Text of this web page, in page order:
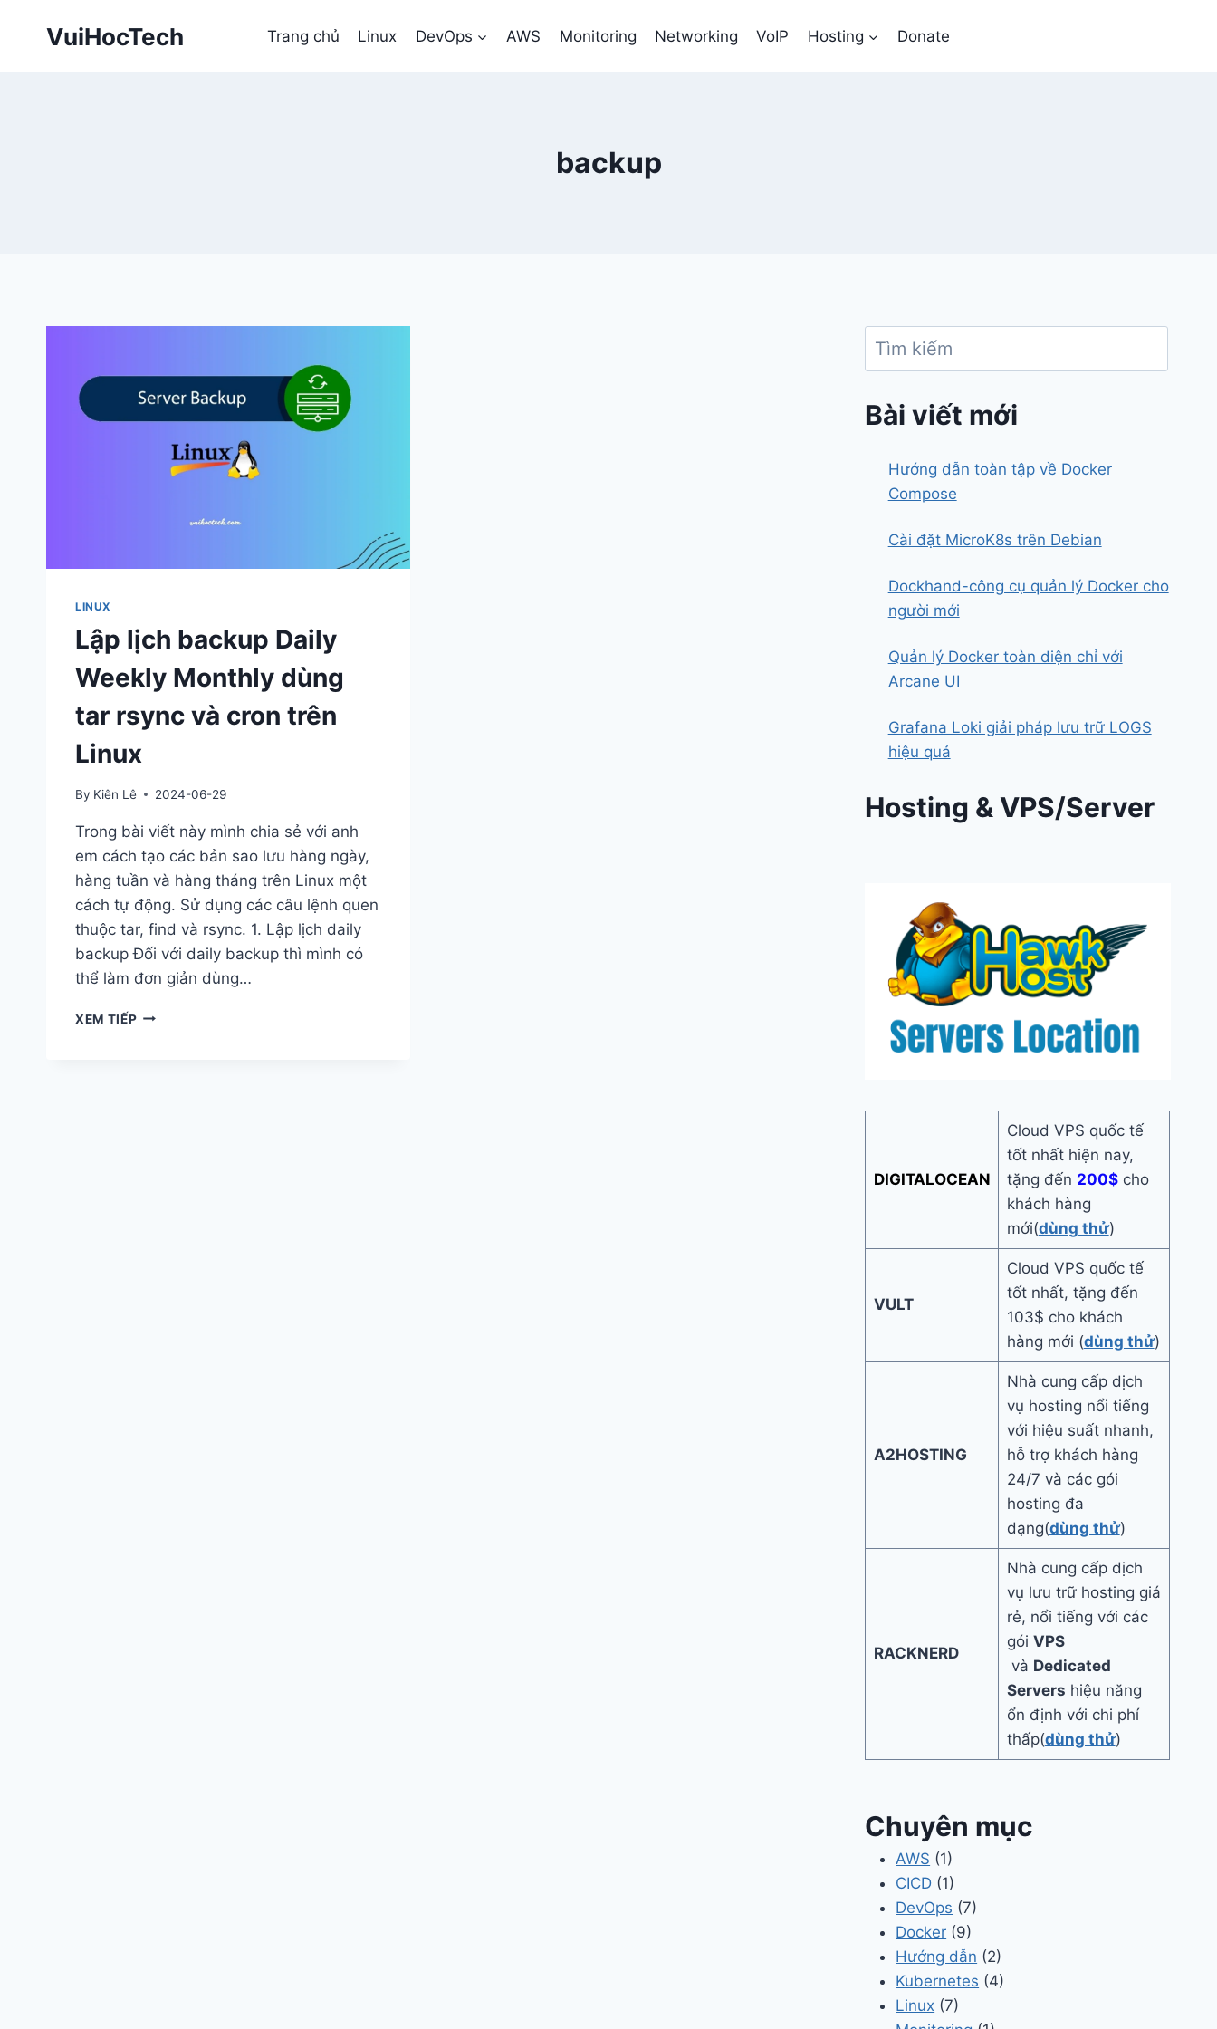
VuiHocTech Trang chủ Linux DevOps AWS Monitoring Networking VoIP Hosting Donate
backup
LINUX
Lập lịch backup Daily
Weekly Monthly dùng
tar rsync và cron trên
Linux
By Kiên Lê 2024-06-29
Trong bài viết này mình chia sẻ với anh
em cách tạo các bản sao lưu hàng ngày,
hàng tuần và hàng tháng trên Linux một
cách tự động. Sử dụng các câu lệnh quen
thuộc tar, find và rsync. 1. Lập lịch daily
backup Đối với daily backup thì mình có
thể làm đơn giản dùng…
XEM TIẾPLẬP
Bài viết mới
Hướng dẫn toàn tập về Docker
Compose
Cài đặt MicroK8s trên Debian
Dockhand-công cụ quản lý Docker cho
người mới
Quản lý Docker toàn diện chỉ với
Arcane UI
Grafana Loki giải pháp lưu trữ LOGS
hiệu quả
Hosting & VPS/Server
DIGITALOCEAN
Cloud VPS quốc tế
tốt nhất hiện nay,
tặng đến 200$cho
khách hàng
mới(dùng thử)
VULT
Cloud VPS quốc tế
tốt nhất, tặng đến
103$ cho khách
hàng mới (dùng thử)
A2HOSTING
Nhà cung cấp dịch
vụ hosting nổi tiếng
với hiệu suất nhanh,
hỗ trợ khách hàng
24/7 và các gói
hosting đa
dạng(dùng thử)
RACKNERD
Nhà cung cấp dịch
vụ lưu trữ hosting giá
rẻ, nổi tiếng với các
gói VPS
và Dedicated
Servers hiệu năng
ổn định với chi phí
thấp(dùng thử)
Chuyên mục
AWS (1)
CICD (1)
DevOps (7)
Docker (9)
Hướng dẫn (2)
Kubernetes (4)
Linux (7)